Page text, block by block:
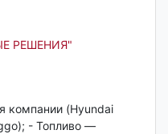
РЕШЕНИЯ"
компании (Hyundai
- Топливо —